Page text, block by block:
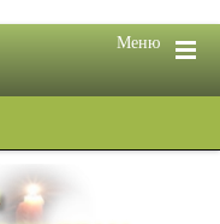
Меню